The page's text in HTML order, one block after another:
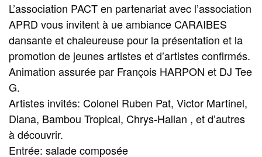
L’association PACT en partenariat avec l’association
APRD vous invitent à ue ambiance CARAIBES
dansante et chaleureuse pour la présentation et la
promotion de jeunes artistes et d’artistes confirmés.
Animation assurée par François HARPON et DJ Tee
G.
Artistes invités: Colonel Ruben Pat, Victor Martinel,
Diana, Bambou Tropical, Chrys-Hallan , et d’autres
à découvrir.
Entrée: salade composée